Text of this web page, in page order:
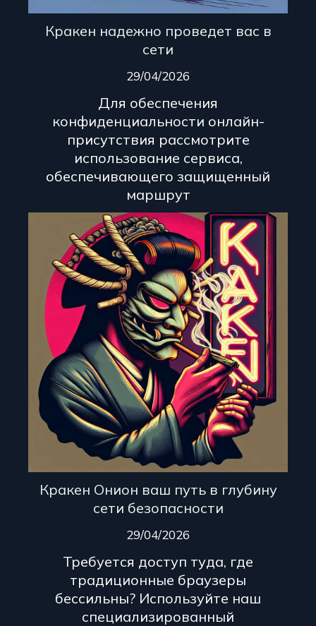
Кракен надежно проведет вас в
сети
29/04/2026
Для обеспечения
конфиденциальности онлайн-
присутствия рассмотрите
использование сервиса,
обеспечивающего защищенный
маршрут
Кракен Онион ваш путь в глубину
сети безопасности
29/04/2026
Требуется доступ туда, где
традиционные браузеры
бессильны? Используйте наш
специализированный